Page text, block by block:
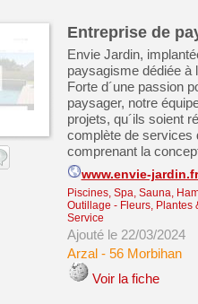
Entreprise de
Envie Jardin,
paysagisme dédiée à
Forte d´une passion
paysager, notre
projets, qu´ils soient
complète de services
comprenant la
www.envie-jardin.fr
Piscines, Spa, Sauna,
Outillage - Fleurs, Plantes
Service
Ajouté le 22/03/2024
Arzal- 56 Morbihan
Voir la fiche